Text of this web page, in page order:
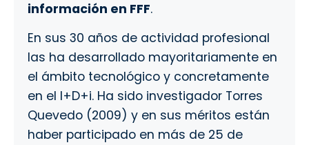
información en FFF.
En sus 30 años de actividad profesional
las ha desarrollado mayoritariamente en
el ámbito tecnológico y concretamente
en el I+D+i. Ha sido investigador Torres
Quevedo (2009) y en sus méritos están
haber participado en más de 25 de